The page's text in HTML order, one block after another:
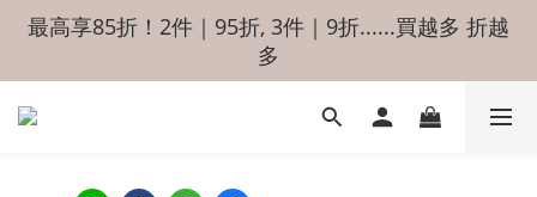
最高享85折！2件｜95折, 3件｜9折......買越多 折越
多